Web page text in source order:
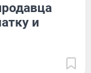
и